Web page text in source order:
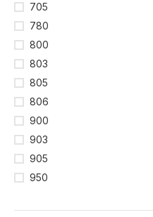
705
780
800
803
805
806
900
903
905
950